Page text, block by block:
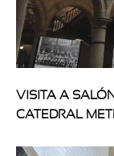
VISITA A
CATEDRAL